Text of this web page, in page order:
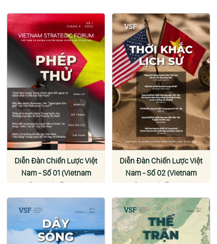
Diễn Đàn Chiến Lược Việt
Nam - Số 01 (Vietnam
Strategic Forum)
Diễn Đàn Chiến Lược Việt
Nam - Số 02 (Vietnam
Strategic Forum)